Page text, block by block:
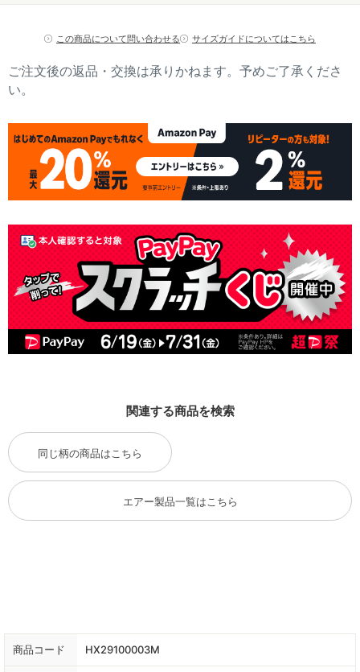
この商品について問い合わせる サイズガイドについてはこちら
ご注文後の返品・交換は承りかねます。予めご了承くださ
い。
商品コード HX29100003M
関連する商品を検索
同じ柄の商品はこちら
エアー製品一覧はこちら